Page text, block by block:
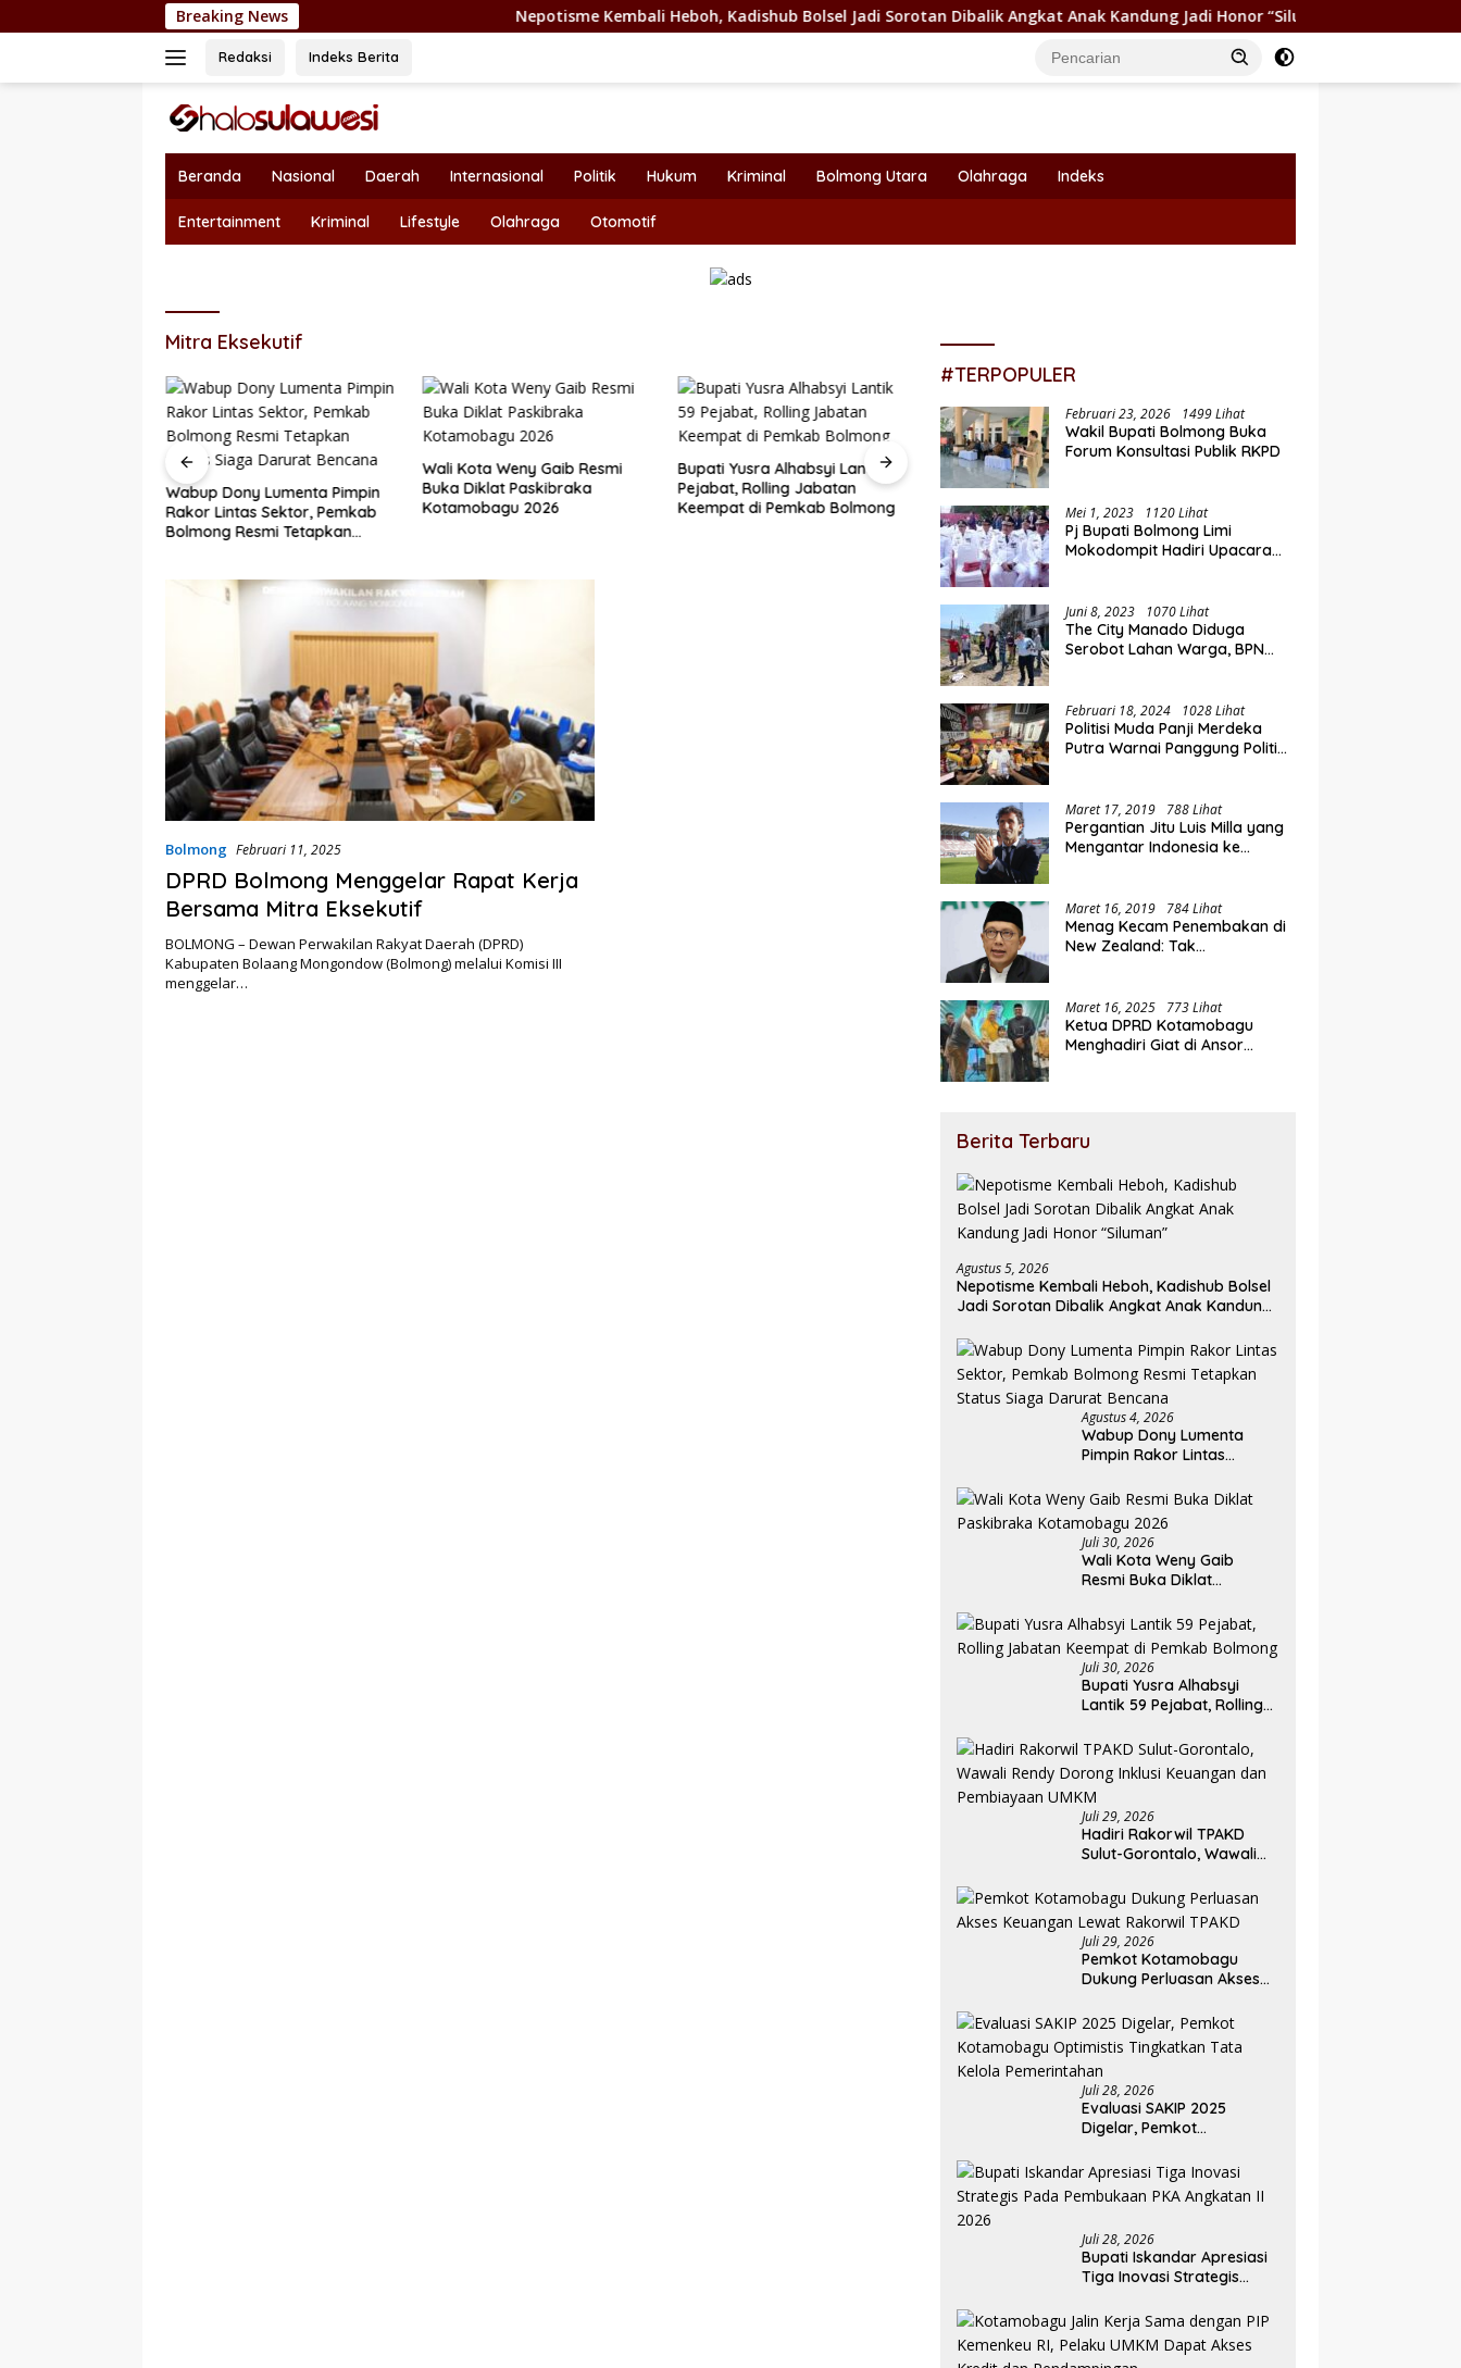
ke
Breaking News Nepotisme Kembali Heboh, Kadishub Bolsel Jadi Sorotan Dibalik Angkat Anak Kandung Jadi Honor “Siluman” Wabup Dony Lumenta
Redaksi Indeks Berita
Beranda Nasional Daerah Internasional Politik Hukum Kriminal Bolmong Utara Olahraga Indeks
Entertainment Kriminal Lifestyle Olahraga Otomotif
Mitra Eksekutif
Wabup Dony Lumenta Pimpin
Rakor Lintas Sektor, Pemkab
Bolmong Resmi Tetapkan
Wali Kota Weny Gaib Resmi
Buka Diklat Paskibraka
Kotamobagu 2026
Bupati Yusra Alhabsyi Lantik 59
Pejabat, Rolling Jabatan
Keempat di Pemkab Bolmong
Hadiri Rakorwil TPAKD Sulut-
Gorontalo, Wawali Rendy
Dorong Inklusi Keuangan dan
Pembiayaan UMKM
Lewat Rakorwil TPAKD
Bolmong Februari 11, 2025
DPRD Bolmong Menggelar Rapat Kerja
Bersama Mitra Eksekutif
BOLMONG – Dewan Perwakilan Rakyat Daerah (DPRD)
Kabupaten Bolaang Mongondow (Bolmong) melalui Komisi III
menggelar…
#TERPOPULER
Februari 23, 2026 1499 Lihat
Wakil Bupati Bolmong Buka
Forum Konsultasi Publik RKPD
Mei 1, 2023 1120 Lihat
Pj Bupati Bolmong Limi
Mokodompit Hadiri Upacara
Juni 8, 2023 1070 Lihat
The City Manado Diduga
Serobot Lahan Warga, BPN
Februari 18, 2024 1028 Lihat
Politisi Muda Panji Merdeka
Putra Warnai Panggung Politik
Maret 17, 2019 788 Lihat
Pergantian Jitu Luis Milla yang
Mengantar Indonesia ke
Maret 16, 2019 784 Lihat
Menag Kecam Penembakan di
New Zealand: Tak
Maret 16, 2025 773 Lihat
Ketua DPRD Kotamobagu
Menghadiri Giat di Ansor
Berita Terbaru
Agustus 5, 2026
Nepotisme Kembali Heboh, Kadishub Bolsel
Jadi Sorotan Dibalik Angkat Anak Kandung
Agustus 4, 2026
Wabup Dony Lumenta
Pimpin Rakor Lintas
Resmi Tetapkan Status
Siaga Darurat Bencana
Juli 30, 2026
Wali Kota Weny Gaib
Resmi Buka Diklat
2026
Juli 30, 2026
Bupati Yusra Alhabsyi
Lantik 59 Pejabat, Rolling
Pemkab Bolmong
Juli 29, 2026
Hadiri Rakorwil TPAKD
Sulut-Gorontalo, Wawali
Keuangan dan
Pembiayaan UMKM
Juli 29, 2026
Pemkot Kotamobagu
Dukung Perluasan Akses
TPAKD
Juli 28, 2026
Evaluasi SAKIP 2025
Digelar, Pemkot
Tingkatkan Tata Kelola
Pemerintahan
Juli 28, 2026
Bupati Iskandar Apresiasi
Tiga Inovasi Strategis
Angkatan II 2026